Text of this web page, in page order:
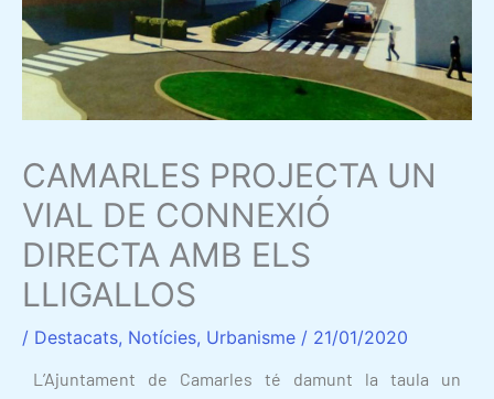
CAMARLES PROJECTA UN
VIAL DE CONNEXIÓ
DIRECTA AMB ELS
LLIGALLOS
/ Destacats, Notícies, Urbanisme / 21/01/2020
L’Ajuntament de Camarles té damunt la taula un